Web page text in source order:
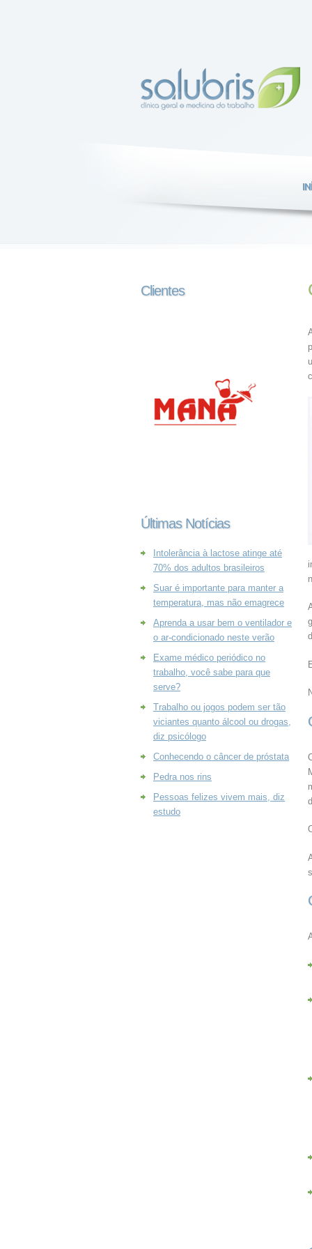
Clientes
Últimas Notícias
Intolerância à lactose atinge até
70% dos adultos brasileiros
Suar é importante para manter a
temperatura, mas não emagrece
Aprenda a usar bem o ventilador e
o ar-condicionado neste verão
Exame médico periódico no
trabalho, você sabe para que
serve?
Trabalho ou jogos podem ser tão
viciantes quanto álcool ou drogas,
diz psicólogo
Conhecendo o câncer de próstata
Pedra nos rins
Pessoas felizes vivem mais, diz
estudo